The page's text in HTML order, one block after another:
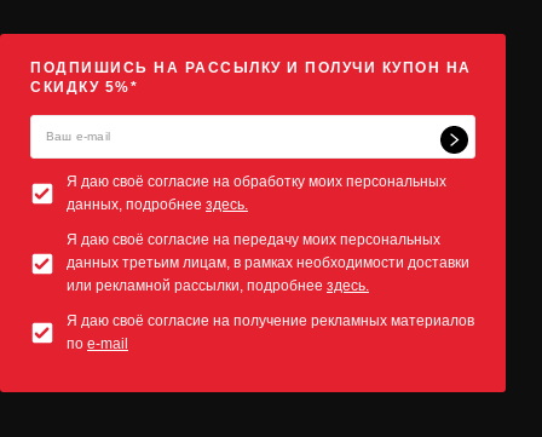
ПОДПИШИСЬ НА РАССЫЛКУ И ПОЛУЧИ КУПОН НА
СКИДКУ 5%*
Я даю своё согласие на обработку моих персональных
данных, подробнее здесь.
Я даю своё согласие на передачу моих персональных
данных третьим лицам, в рамках необходимости доставки
или рекламной рассылки, подробнее здесь.
Я даю своё согласие на получение рекламных материалов
по e-mail